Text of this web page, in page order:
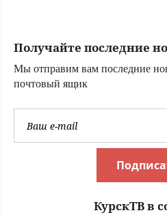
Получайте последние
Мы отправим вам последние
почтовый ящик
КурскТВ в